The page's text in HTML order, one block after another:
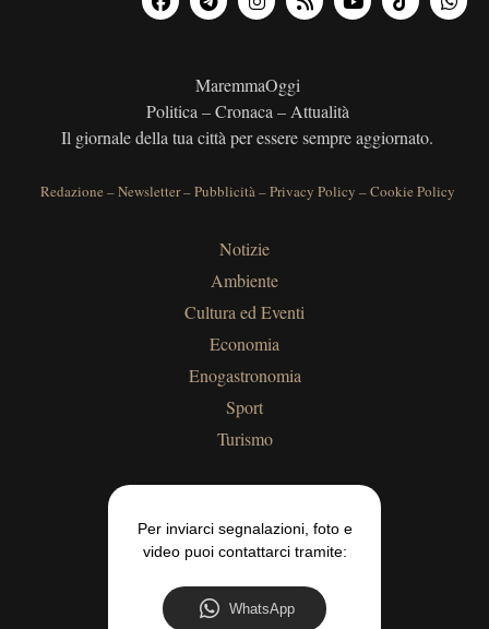
MaremmaOggi
Politica – Cronaca – Attualità
Il giornale della tua città per essere sempre aggiornato.
Redazione –Newsletter–Pubblicità–Privacy Policy –Cookie Policy
Notizie
Ambiente
Cultura ed Eventi
Economia
Enogastronomia
Sport
Turismo
Per inviarci segnalazioni, foto e
video puoi contattarci tramite:
WhatsApp